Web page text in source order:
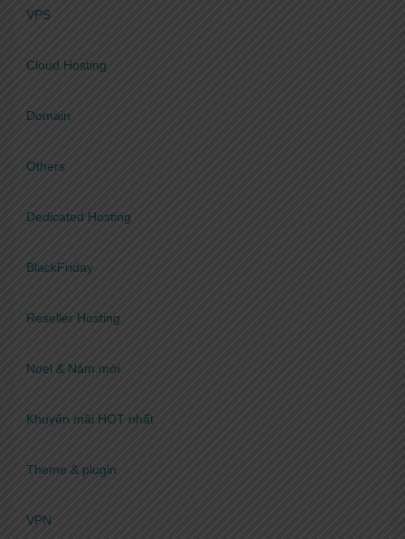
VPS
Cloud Hosting
Domain
Others
Dedicated Hosting
BlackFriday
Reseller Hosting
Noel & Năm mới
Khuyến mãi HOT nhất
Theme & plugin
VPN